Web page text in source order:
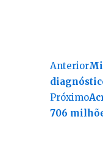
Anterior
Próximo
706